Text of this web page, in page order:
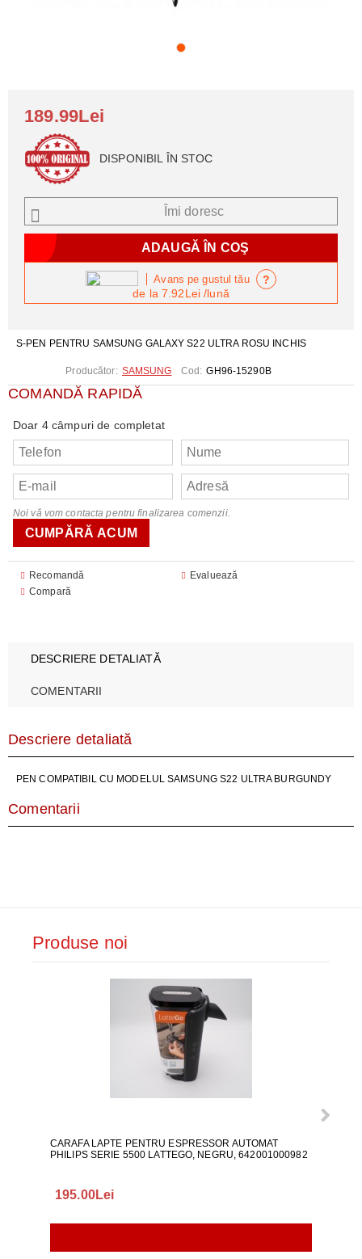
S-PEN PENTRU SAMSUNG GALAXY S22 ULTRA ROSU INCHIS
Producător: SAMSUNG Cod: GH96-15290B
COMANDĂ RAPIDĂ
Doar 4 câmpuri de completat
Noi vă vom contacta pentru finalizarea comenzii.
Recomandă
Evaluează
Compară
189.99Lei
DISPONIBIL ÎN STOC
Îmi doresc
de la 7.92Lei/lună
Avans pe gustul tău ?
DESCRIERE DETALIATĂ
COMENTARII
Descriere detaliată
PEN COMPATIBIL CU MODELUL SAMSUNG S22 ULTRA BURGUNDY
Comentarii
Produse noi
CARAFA LAPTE PENTRU ESPRESSOR AUTOMAT
PHILIPS SERIE 5500 LATTEGO, NEGRU, 642001000982
195.00Lei